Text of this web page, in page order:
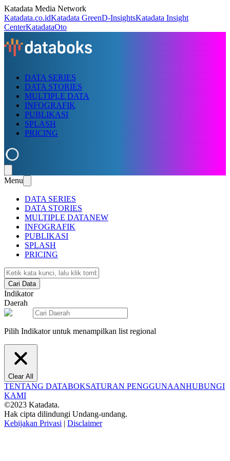
Katadata Media Network
Katadata.co.idKatadata GreenD-InsightsKatadata Insight
CenterKatadataOto
DATA SERIES
DATA STORIES
MULTIPLE DATA
INFOGRAFIK
PUBLIKASI
SPLASH
PRICING
Menu
DATA SERIES
DATA STORIES
MULTIPLE DATANEW
INFOGRAFIK
PUBLIKASI
SPLASH
PRICING
Cari Data
Indikator
Daerah
Pilih Indikator untuk menampilkan list regional
Clear All
TENTANG DATABOKSATURAN PENGGUNAANHUBUNGI
KAMI
©2023 Katadata.
Hak cipta dilindungi Undang-undang.
Kebijakan Privasi | Disclaimer